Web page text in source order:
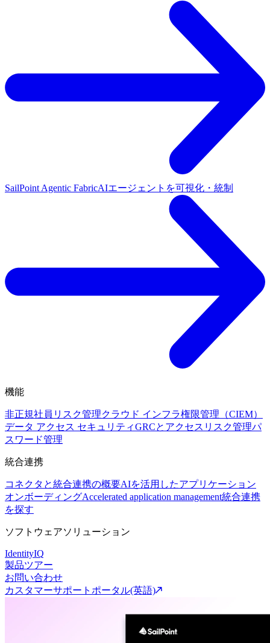
SailPoint Agentic FabricAIエージェントを可視化・統制
機能
非正規社員リスク管理クラウド インフラ権限管理（CIEM）
データ アクセス セキュリティGRCとアクセスリスク管理パ
スワード管理
統合連携
コネクタと統合連携の概要AIを活用したアプリケーション
オンボーディングAccelerated application management統合連携
を探す
ソフトウェアソリューション
IdentityIQ
製品ツアー
お問い合わせ
カスタマーサポートポータル(英語)